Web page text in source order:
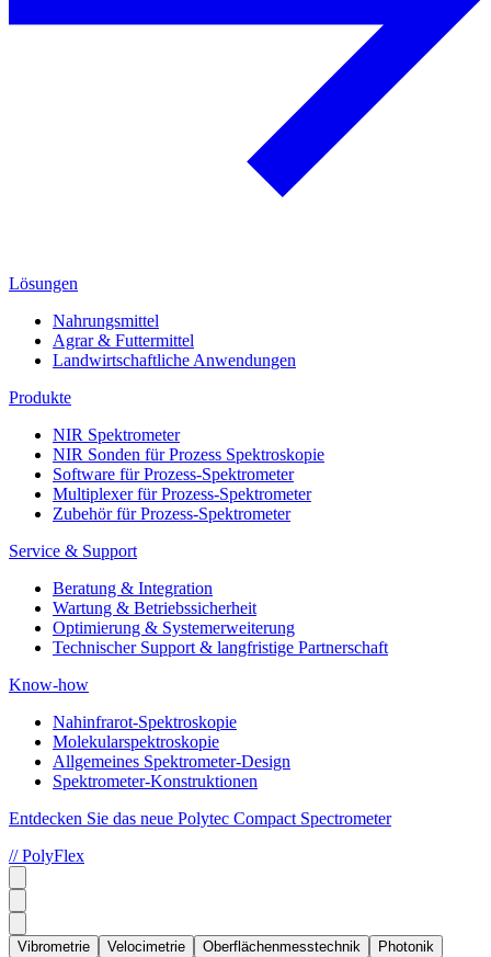
Lösungen
Nahrungsmittel
Agrar & Futtermittel
Landwirtschaftliche Anwendungen
Produkte
NIR Spektrometer
NIR Sonden für Prozess Spektroskopie
Software für Prozess-Spektrometer
Multiplexer für Prozess-Spektrometer
Zubehör für Prozess-Spektrometer
Service & Support
Beratung & Integration
Wartung & Betriebssicherheit
Optimierung & Systemerweiterung
Technischer Support & langfristige Partnerschaft
Know-how
Nahinfrarot-Spektroskopie
Molekularspektroskopie
Allgemeines Spektrometer-Design
Spektrometer-Konstruktionen
Entdecken Sie das neue Polytec Compact Spectrometer
// PolyFlex
Vibrometrie Velocimetrie Oberflächenmesstechnik
Photonik